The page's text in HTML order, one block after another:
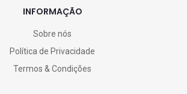
INFORMAÇÃO
Sobre nós
Política de Privacidade
Termos & Condições